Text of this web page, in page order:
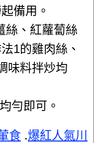
備用。
絲、紅蘿蔔絲
1的雞肉絲、
味料拌炒均
勻即可。
食 .爆紅人氣川